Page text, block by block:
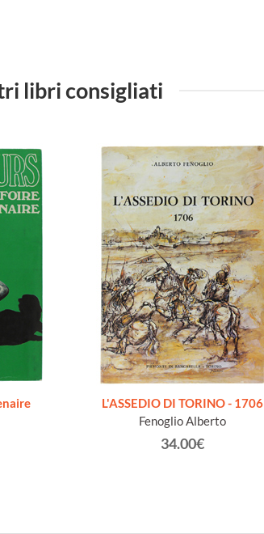
libri consigliati
L'ASSEDIO DI TORINO - 1706
Fenoglio Alberto
34.00€